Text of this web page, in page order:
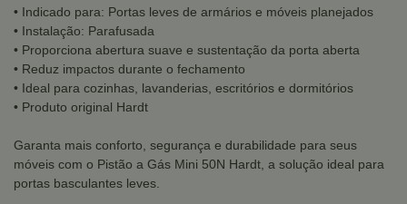
• Indicado para: Portas leves de armários e móveis planejados
• Instalação: Parafusada
• Proporciona abertura suave e sustentação da porta aberta
• Reduz impactos durante o fechamento
• Ideal para cozinhas, lavanderias, escritórios e dormitórios
• Produto original Hardt
Garanta mais conforto, segurança e durabilidade para seus
móveis com o Pistão a Gás Mini 50N Hardt, a solução ideal para
portas basculantes leves.